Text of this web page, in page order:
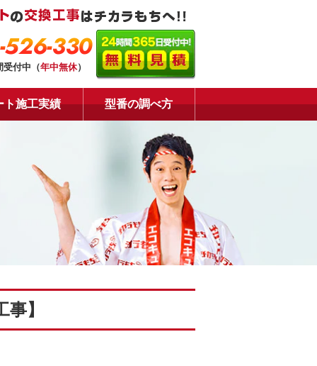
330
受付中（年中無休）
ト施工実績 型番の調べ方
】